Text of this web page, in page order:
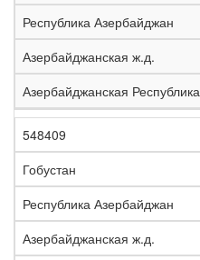
Республика Азербайджан
Азербайджанская ж.д.
Азербайджанская Республика
548409
Гобустан
Республика Азербайджан
Азербайджанская ж.д.